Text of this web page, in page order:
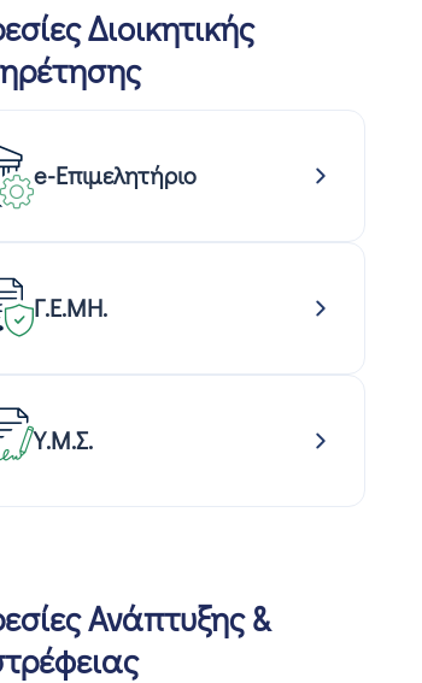
Διοικητικής
e-Επιμελητήριο
Γ.Ε.ΜΗ.
Υ.Μ.Σ.
Ανάπτυξης &